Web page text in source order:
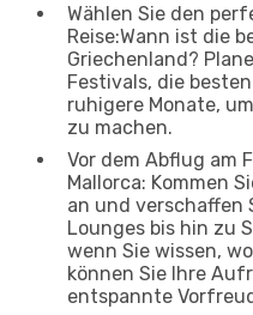
Wählen Sie den
Reise:Wann ist die
Griechenland?
Festivals, die
ruhigere Monate,
zu machen.
Vor dem Abflug am
Mallorca: Kommen
an und verschaffen
Lounges bis hin zu
wenn Sie wissen,
können Sie Ihre
entspannte